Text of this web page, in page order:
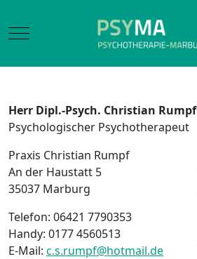
Mobile Menu Toggle
Herr Dipl.-Psych. Christian Rumpf
Psychologischer Psychotherapeut
Praxis Christian Rumpf
An der Haustatt 5
35037 Marburg
Telefon: 06421 7790353
Handy: 0177 4560513
E-Mail: c.s.rumpf@hotmail.de